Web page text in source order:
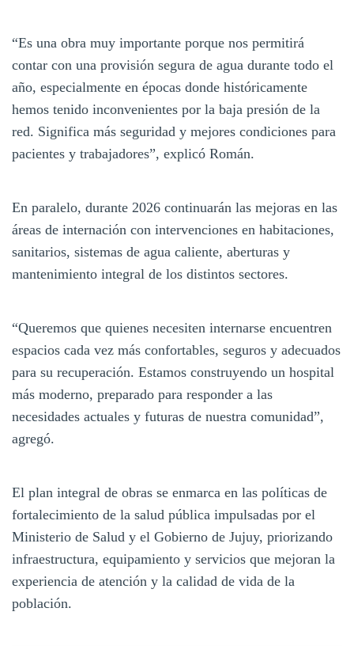
“Es una obra muy importante porque nos permitirá
contar con una provisión segura de agua durante todo el
año, especialmente en épocas donde históricamente
hemos tenido inconvenientes por la baja presión de la
red. Significa más seguridad y mejores condiciones para
pacientes y trabajadores”, explicó Román.
En paralelo, durante 2026 continuarán las mejoras en las
áreas de internación con intervenciones en habitaciones,
sanitarios, sistemas de agua caliente, aberturas y
mantenimiento integral de los distintos sectores.
“Queremos que quienes necesiten internarse encuentren
espacios cada vez más confortables, seguros y adecuados
para su recuperación. Estamos construyendo un hospital
más moderno, preparado para responder a las
necesidades actuales y futuras de nuestra comunidad”,
agregó.
El plan integral de obras se enmarca en las políticas de
fortalecimiento de la salud pública impulsadas por el
Ministerio de Salud y el Gobierno de Jujuy, priorizando
infraestructura, equipamiento y servicios que mejoran la
experiencia de atención y la calidad de vida de la
población.